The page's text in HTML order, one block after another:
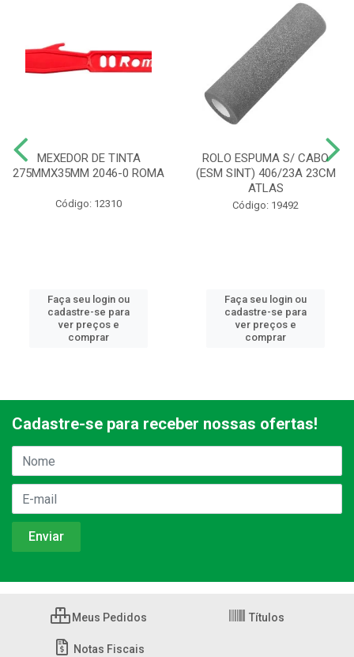
MEXEDOR DE TINTA
275MMX35MM 2046-0 ROMA
Código: 12310
Faça seu login ou
cadastre-se para
ver preços e
comprar
ROLO ESPUMA S/ CABO
(ESM SINT) 406/23A 23CM
ATLAS
Código: 19492
Faça seu login ou
cadastre-se para
ver preços e
comprar
Cadastre-se para receber nossas ofertas!
Meus Pedidos Títulos
Notas Fiscais